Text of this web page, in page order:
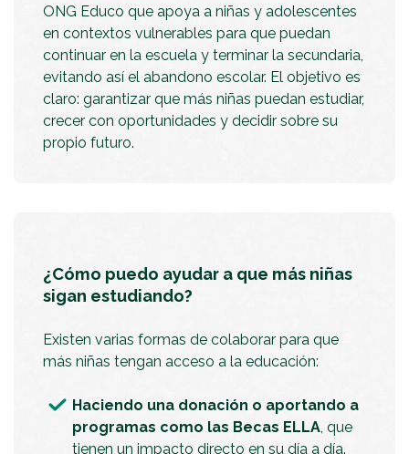
ONG Educo que apoya a niñas y adolescentes
en contextos vulnerables para que puedan
continuar en la escuela y terminar la secundaria,
evitando así el abandono escolar. El objetivo es
claro: garantizar que más niñas puedan estudiar,
crecer con oportunidades y decidir sobre su
propio futuro.
¿Cómo puedo ayudar a que más niñas
sigan estudiando?
Existen varias formas de colaborar para que
más niñas tengan acceso a la educación:
Haciendo una donación o aportando a
programas como las Becas ELLA, que
tienen un impacto directo en su día a día.